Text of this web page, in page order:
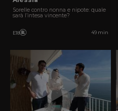
Sorelle contro nonna e nipote: quale
sarà l’intesa vincente?
E18 49 min